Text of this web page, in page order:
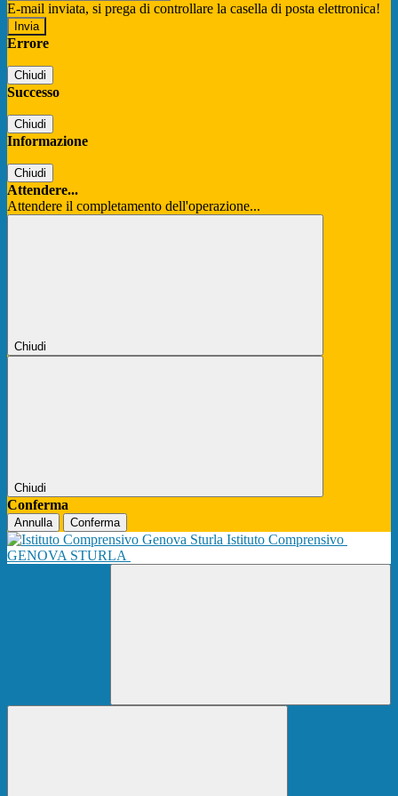
E-mail inviata, si prega di controllare la casella di posta elettronica!
Errore
Chiudi
Successo
Chiudi
Informazione
Chiudi
Attendere...
Attendere il completamento dell'operazione...
Chiudi
Chiudi
Conferma
Annulla Conferma
Istituto Comprensivo
GENOVA STURLA